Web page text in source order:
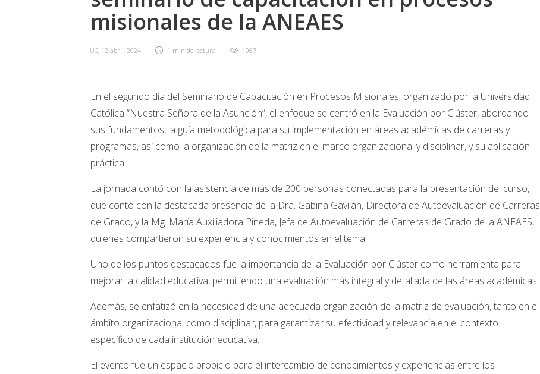
misionales de la ANEAES
UC, 12 abril, 2024 1 min de lectura 1067
En el segundo día del Seminario de Capacitación en Procesos Misionales, organizado por la Universidad
Católica “Nuestra Señora de la Asunción”, el enfoque se centró en la Evaluación por Clúster, abordando
sus fundamentos, la guía metodológica para su implementación en áreas académicas de carreras y
programas, así como la organización de la matriz en el marco organizacional y disciplinar, y su aplicación
práctica.
La jornada contó con la asistencia de más de 200 personas conectadas para la presentación del curso,
que contó con la destacada presencia de la Dra. Gabina Gavilán, Directora de Autoevaluación de Carreras
de Grado, y la Mg. María Auxiliadora Pineda, Jefa de Autoevaluación de Carreras de Grado de la ANEAES,
quienes compartieron su experiencia y conocimientos en el tema.
Uno de los puntos destacados fue la importancia de la Evaluación por Clúster como herramienta para
mejorar la calidad educativa, permitiendo una evaluación más integral y detallada de las áreas académicas.
Además, se enfatizó en la necesidad de una adecuada organización de la matriz de evaluación, tanto en el
ámbito organizacional como disciplinar, para garantizar su efectividad y relevancia en el contexto
específico de cada institución educativa.
El evento fue un espacio propicio para el intercambio de conocimientos y experiencias entre los